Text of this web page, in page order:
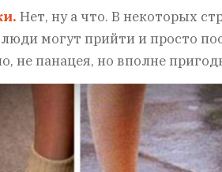
Нет, ну а что. В некоторых
могут прийти и просто
не панацея, но вполне